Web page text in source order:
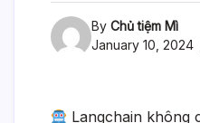
By Chủ tiệm Mì
January 10, 2024
Langchain không